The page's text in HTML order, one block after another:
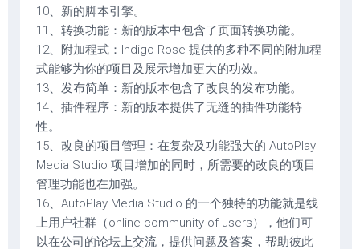
10、新的脚本引擎。
11、转换功能：新的版本中包含了页面转换功能。
12、附加程式：Indigo Rose 提供的多种不同的附加程
式能够为你的项目及展示增加更大的功效。
13、发布简单：新的版本包含了改良的发布功能。
14、插件程序：新的版本提供了无缝的插件功能特
性。
15、改良的项目管理：在复杂及功能强大的 AutoPlay
Media Studio 项目增加的同时，所需要的改良的项目
管理功能也在加强。
16、AutoPlay Media Studio 的一个独特的功能就是线
上用户社群（online community of users），他们可
以在公司的论坛上交流，提供问题及答案，帮助彼此